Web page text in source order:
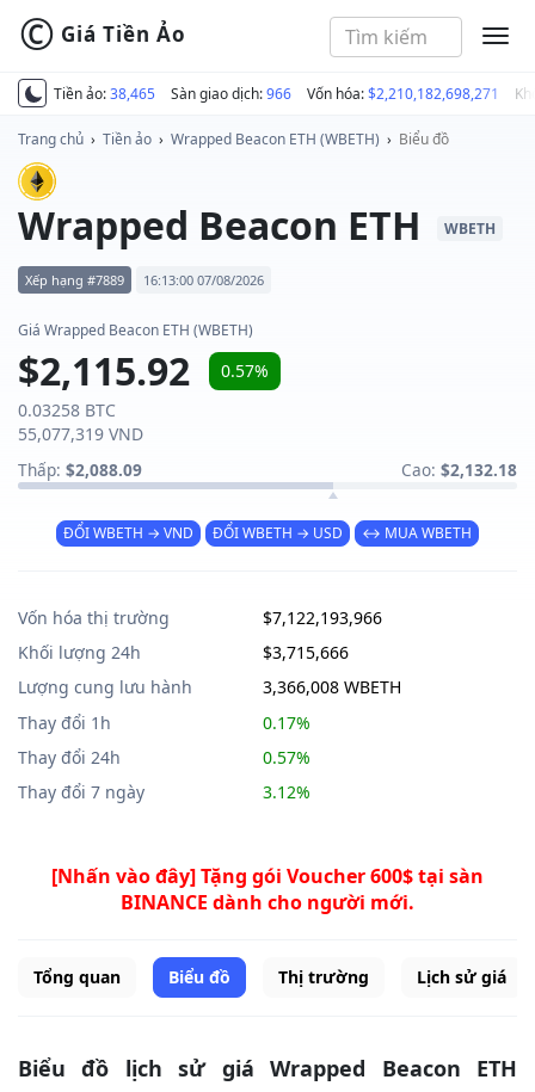
Tiền ảo:38,465 Sàn giao dịch:966 Vốn hóa:$2,210,182,698,271
© Giá Tiền Ảo
Trang chủ › Tiền ảo › Wrapped Beacon ETH (WBETH) › Biểu đồ
Wrapped Beacon ETH WBETH
Xếp hạng #7889 16:13:00 07/08/2026
Giá Wrapped Beacon ETH (WBETH)
$2,115.92
0.57%
0.03258 BTC
55,077,319 VND
Thấp: $2,088.09 Cao: $2,132.18
ĐỔI WBETH → VND ĐỔI WBETH → USD ↔ MUA WBETH
Vốn hóa thị trường
$7,122,193,966
Khối lượng 24h
$3,715,666
Lượng cung lưu hành
3,366,008 WBETH
Thay đổi 1h
0.17%
Thay đổi 24h
0.57%
Thay đổi 7 ngày
3.12%
[Nhấn vào đây] Tặng gói Voucher 600$ tại sàn
BINANCE dành cho người mới.
Tổng quan Biểu đồ Thị trường Lịch sử giá
Biểu đồ lịch sử giá Wrapped Beacon ETH